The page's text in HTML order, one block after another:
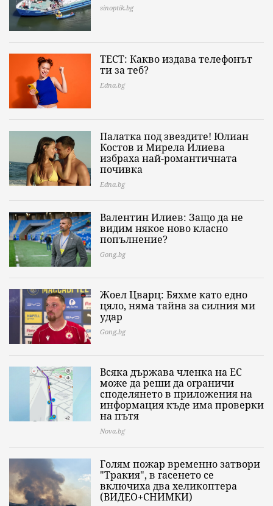
sinoptik.bg
ТЕСТ: Какво издава телефонът
ти за теб?
Edna.bg
Палатка под звездите! Юлиан
Костов и Мирела Илиева
избраха най-романтичната
почивка
Edna.bg
Валентин Илиев: Защо да не
видим някое ново класно
попълнение?
Gong.bg
Жоел Цварц: Бяхме като едно
цяло, няма тайна за силния ми
удар
Gong.bg
Всяка държава членка на ЕС
може да реши да ограничи
споделянето в приложения на
информация къде има проверки
на пътя
Nova.bg
Голям пожар временно затвори
"Тракия", в гасенето се
включиха два хеликоптера
(ВИДЕО+СНИМКИ)